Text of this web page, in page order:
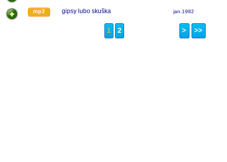
mp3 gipsy lubo skuška jan.1982
1 2 > >>